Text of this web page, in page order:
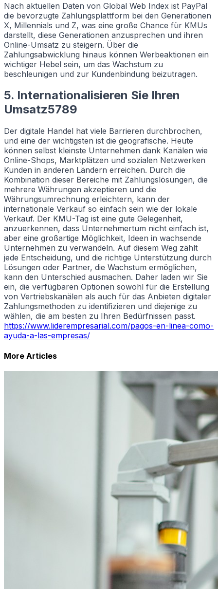
Nach aktuellen Daten von Global Web Index ist PayPal
die bevorzugte Zahlungsplattform bei den Generationen
X, Millennials und Z, was eine große Chance für KMUs
darstellt, diese Generationen anzusprechen und ihren
Online-Umsatz zu steigern. Über die
Zahlungsabwicklung hinaus können Werbeaktionen ein
wichtiger Hebel sein, um das Wachstum zu
beschleunigen und zur Kundenbindung beizutragen.
5. Internationalisieren Sie Ihren
Umsatz5789
Der digitale Handel hat viele Barrieren durchbrochen,
und eine der wichtigsten ist die geografische. Heute
können selbst kleinste Unternehmen dank Kanälen wie
Online-Shops, Marktplätzen und sozialen Netzwerken
Kunden in anderen Ländern erreichen. Durch die
Kombination dieser Bereiche mit Zahlungslösungen, die
mehrere Währungen akzeptieren und die
Währungsumrechnung erleichtern, kann der
internationale Verkauf so einfach sein wie der lokale
Verkauf. Der KMU-Tag ist eine gute Gelegenheit,
anzuerkennen, dass Unternehmertum nicht einfach ist,
aber eine großartige Möglichkeit, Ideen in wachsende
Unternehmen zu verwandeln. Auf diesem Weg zählt
jede Entscheidung, und die richtige Unterstützung durch
Lösungen oder Partner, die Wachstum ermöglichen,
kann den Unterschied ausmachen. Daher laden wir Sie
ein, die verfügbaren Optionen sowohl für die Erstellung
von Vertriebskanälen als auch für das Anbieten digitaler
Zahlungsmethoden zu identifizieren und diejenige zu
wählen, die am besten zu Ihren Bedürfnissen passt.
https://www.liderempresarial.com/pagos-en-linea-como-
ayuda-a-las-empresas/
More Articles